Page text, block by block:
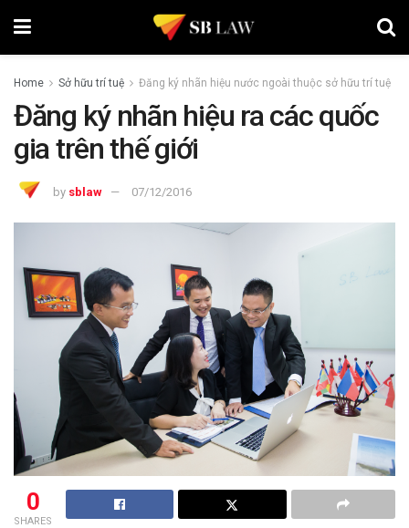
Home Sở hữu trí tuệ Đăng ký nhãn hiệu nước ngoài thuộc sở hữu trí tuệ
Đăng ký nhãn hiệu ra các quốc
gia trên thế giới
by sblaw 07/12/2016
0
SHARES